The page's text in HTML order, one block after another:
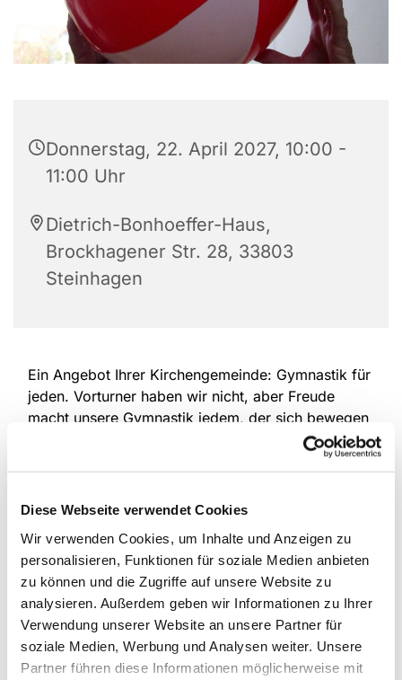
Diese Webseite verwendet Cookies
Wir verwenden Cookies, um Inhalte und Anzeigen zu
personalisieren, Funktionen für soziale Medien anbieten
zu können und die Zugriffe auf unsere Website zu
analysieren. Außerdem geben wir Informationen zu Ihrer
Verwendung unserer Website an unsere Partner für
soziale Medien, Werbung und Analysen weiter. Unsere
Partner führen diese Informationen möglicherweise mit
Donnerstag, 22. April 2027, 10:00 -
11:00 Uhr
Dietrich-Bonhoeffer-Haus,
Brockhagener Str. 28, 33803
Steinhagen
Ein Angebot Ihrer Kirchengemeinde: Gymnastik für
jeden. Vorturner haben wir nicht, aber Freude
macht unsere Gymnastik jedem, der sich bewegen
will. Machen Sie mit und halten Sie sich in
Bewegung, wie Sie es wünschen. Wir laden Sie
Nähere Informationen zum Treffen bekommen Sie
bei
Herr Henkefend, Tel.: 05204 / 89 03 047
Herr Strakeljahn, Tel. 05204 / 29 89